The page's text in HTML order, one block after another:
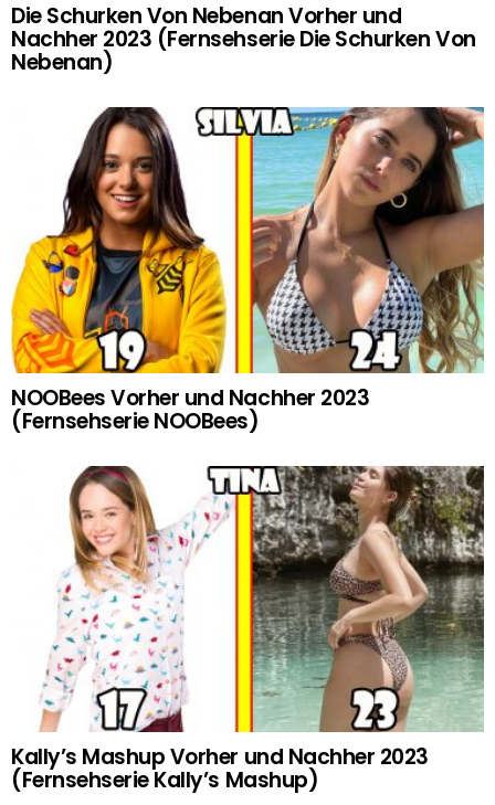
Die Schurken Von Nebenan Vorher und
Nachher 2023 (Fernsehserie Die Schurken Von
Nebenan)
NOOBees Vorher und Nachher 2023
(Fernsehserie NOOBees)
Kally’s Mashup Vorher und Nachher 2023
(Fernsehserie Kally’s Mashup)